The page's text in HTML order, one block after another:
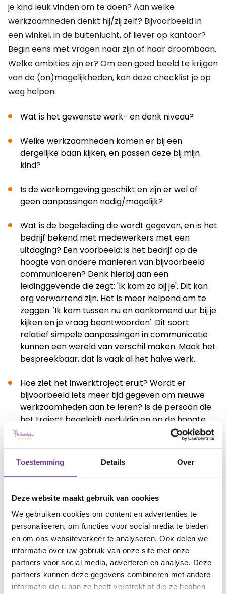
Toestemming Details Over
Deze website maakt gebruik van cookies
We gebruiken cookies om content en advertenties te
personaliseren, om functies voor social media te bieden
en om ons websiteverkeer te analyseren. Ook delen we
informatie over uw gebruik van onze site met onze
partners voor social media, adverteren en analyse. Deze
partners kunnen deze gegevens combineren met andere
informatie die u aan ze heeft verstrekt of die ze hebben
je kind leuk vinden om te doen? Aan welke
werkzaamheden denkt hij/zij zelf? Bijvoorbeeld in
een winkel, in de buitenlucht, of liever op kantoor?
Begin eens met vragen naar zijn of haar droombaan.
Welke ambities zijn er? Om een goed beeld te krijgen
van de (on)mogelijkheden, kan deze checklist je op
weg helpen:
Wat is het gewenste werk- en denk niveau?
Welke werkzaamheden komen er bij een
dergelijke baan kijken, en passen deze bij mijn
kind?
Is de werkomgeving geschikt en zijn er wel of
geen aanpassingen nodig/mogelijk?
Wat is de begeleiding die wordt gegeven, en is het
bedrijf bekend met medewerkers met een
uitdaging? Een voorbeeld: is het bedrijf op de
hoogte van andere manieren van bijvoorbeeld
communiceren? Denk hierbij aan een
leidinggevende die zegt: 'Ik kom zo bij je'. Dit kan
erg verwarrend zijn. Het is meer helpend om te
zeggen: 'Ik kom tussen nu en aankomend uur bij je
kijken en je vraag beantwoorden'. Dit soort
relatief simpele aanpassingen in communicatie
kunnen een wereld van verschil maken. Maak het
bespreekbaar, dat is vaak al het halve werk.
Hoe ziet het inwerktraject eruit? Wordt er
bijvoorbeeld iets meer tijd gegeven om nieuwe
werkzaamheden aan te leren? Is de persoon die
het traject begeleidt geduldig en op de hoogte
van het rugzakje van jouw zoon of dochter?
iedereen 'op zichzelf' werkt, of is er een grote
vorm van samenwerking nodig met collega’s om
afspraken zijn er gemaakt over het
bespreekbaar maken van zaken die niet
(helemaal) goed lopen?
En wat doe je dan?